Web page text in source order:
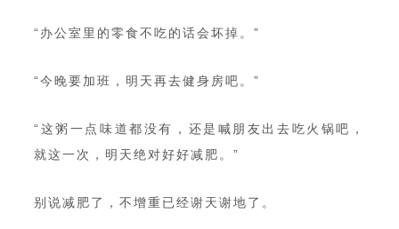
“办公室里的零食不吃的话会坏掉。”
“今晚要加班，明天再去健身房吧。”
“这粥一点味道都没有，还是喊朋友出去吃火锅吧，
就这一次，明天绝对好好减肥。”
别说减肥了，不增重已经谢天谢地了。